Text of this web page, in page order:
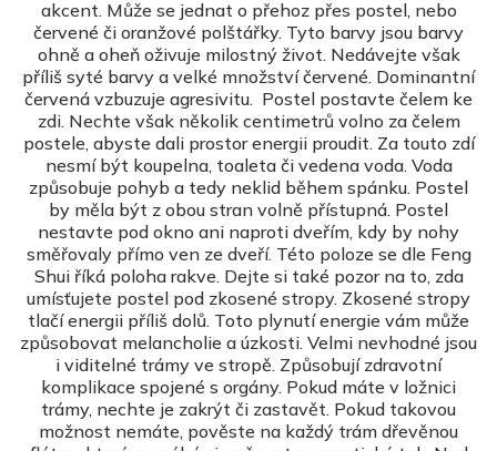
akcent. Může se jednat o přehoz přes postel, nebo
červené či oranžové polštářky. Tyto barvy jsou barvy
ohně a oheň oživuje milostný život. Nedávejte však
příliš syté barvy a velké množství červené. Dominantní
červená vzbuzuje agresivitu. Postel postavte čelem ke
zdi. Nechte však několik centimetrů volno za čelem
postele, abyste dali prostor energii proudit. Za touto zdí
nesmí být koupelna, toaleta či vedena voda. Voda
způsobuje pohyb a tedy neklid během spánku. Postel
by měla být z obou stran volně přístupná. Postel
nestavte pod okno ani naproti dveřím, kdy by nohy
směřovaly přímo ven ze dveří. Této poloze se dle Feng
Shui říká poloha rakve. Dejte si také pozor na to, zda
umísťujete postel pod zkosené stropy. Zkosené stropy
tlačí energii příliš dolů. Toto plynutí energie vám může
způsobovat melancholie a úzkosti. Velmi nevhodné jsou
i viditelné trámy ve stropě. Způsobují zdravotní
komplikace spojené s orgány. Pokud máte v ložnici
trámy, nechte je zakrýt či zastavět. Pokud takovou
možnost nemáte, pověste na každý trám dřevěnou